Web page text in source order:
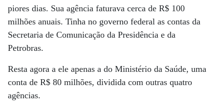
piores dias. Sua agência faturava cerca de R$ 100
milhões anuais. Tinha no governo federal as contas da
Secretaria de Comunicação da Presidência e da
Petrobras.
Resta agora a ele apenas a do Ministério da Saúde, uma
conta de R$ 80 milhões, dividida com outras quatro
agências.